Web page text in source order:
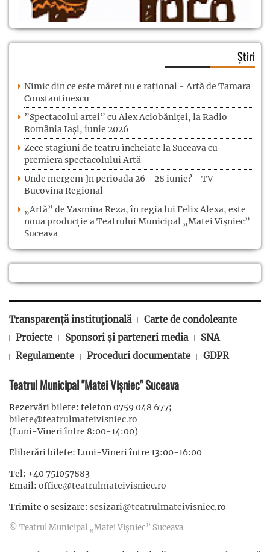
Știri
Nimic din ce este măreț nu e rațional - Artă de Tamara
Constantinescu
”Spectacolul artei” cu Alex Aciobăniței, la Radio
România Iași, iunie 2026
Zece stagiuni de teatru încheiate la Suceava cu
premiera spectacolului Artă
Unde mergem ]n perioada 26 - 28 iunie? - TV
Bucovina Regional
„Artă” de Yasmina Reza, în regia lui Felix Alexa, este
noua producție a Teatrului Municipal „Matei Vișniec”
Suceava
Transparență instituțională
Carte de condoleante
Proiecte
Sponsori și parteneri media
SNA
Regulamente
Proceduri documentate GDPR
Teatrul Municipal "Matei Vișniec" Suceava
Rezervări bilete: telefon 0759 048 677;
bilete@teatrulmateivisniec.ro
(Luni-Vineri între 8:00-14:00)
Eliberări bilete: Luni-Vineri între 13:00-16:00
Tel: +40 751057883
Email: office@teatrulmateivisniec.ro
Trimite o sesizare: sesizari@teatrulmateivisniec.ro
© Teatrul Municipal „Matei Vișniec” Suceava